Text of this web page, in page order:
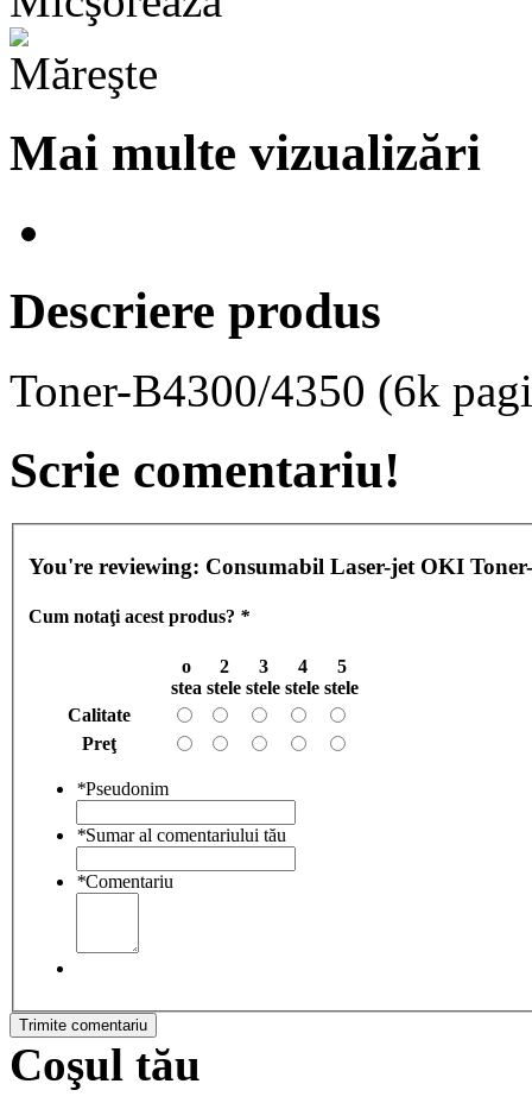
Mai multe vizualizări
Descriere produs
Toner-B4300/4350 (6k
Scrie comentariu!
You're reviewing: Consumabil Laser-jet OKI
Cum notaţi acest produs? *
o
stea
2
stele
3
stele
4
stele
5
stele
Calitate
Preţ
*Pseudonim
*Sumar al comentariului tău
*Comentariu
Trimite comentariu
Coşul tău